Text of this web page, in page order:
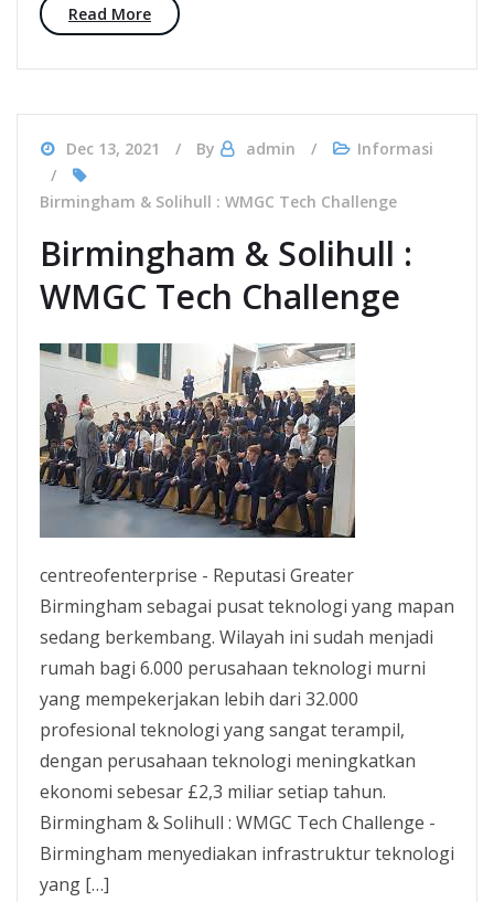
Read More
Dec 13, 2021 By admin Informasi
Birmingham & Solihull : WMGC Tech Challenge
Birmingham & Solihull :
WMGC Tech Challenge
centreofenterprise - Reputasi Greater
Birmingham sebagai pusat teknologi yang mapan
sedang berkembang. Wilayah ini sudah menjadi
rumah bagi 6.000 perusahaan teknologi murni
yang mempekerjakan lebih dari 32.000
profesional teknologi yang sangat terampil,
dengan perusahaan teknologi meningkatkan
ekonomi sebesar £2,3 miliar setiap tahun.
Birmingham & Solihull : WMGC Tech Challenge -
Birmingham menyediakan infrastruktur teknologi
yang […]